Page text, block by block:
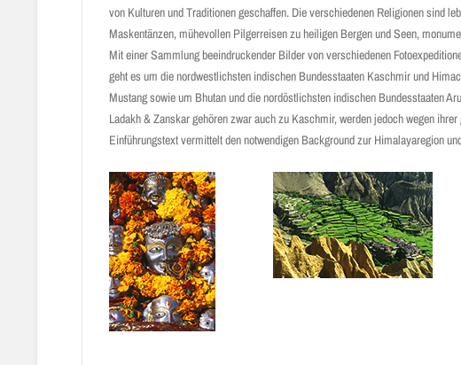
von Kulturen und Traditionen geschaffen. Die verschiedenen Religionen sind
Maskentänzen, mühevollen Pilgerreisen zu heiligen Bergen und Seen,
Mit einer Sammlung beeindruckender Bilder von verschiedenen
geht es um die nordwestlichsten indischen Bundesstaaten Kaschmir und
Mustang sowie um Bhutan und die nordöstlichsten indischen Bundesstaaten
Ladakh & Zanskar gehören zwar auch zu Kaschmir, werden jedoch wegen
Einführungstext vermittelt den notwendigen Background zur Himalayaregion